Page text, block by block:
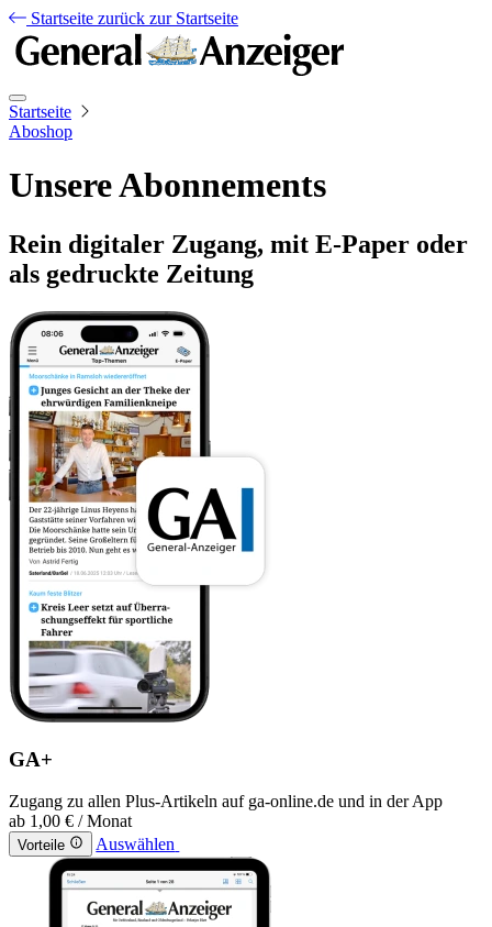
Startseite zurück zur Startseite
Startseite
Aboshop
Unsere Abonnements
Rein digitaler Zugang, mit E-Paper oder
als gedruckte Zeitung
GA+
Zugang zu allen Plus-Artikeln auf ga-online.de und in der App
ab 1,00 € / Monat
Vorteile Auswählen